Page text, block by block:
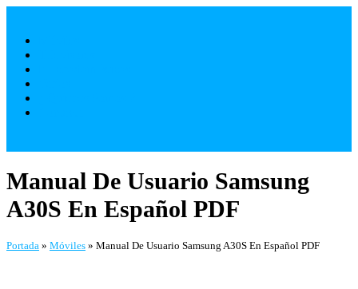
contenido
Manual De Usuario Samsung
A30S En Español PDF
Portada » Móviles » Manual De Usuario Samsung A30S En Español PDF